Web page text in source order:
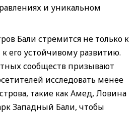
и уникальном
Бали стремится не только к
его устойчивому развитию.
сообществ призывают
исследовать менее
такие как Амед, Ловина
Западный Бали, чтобы